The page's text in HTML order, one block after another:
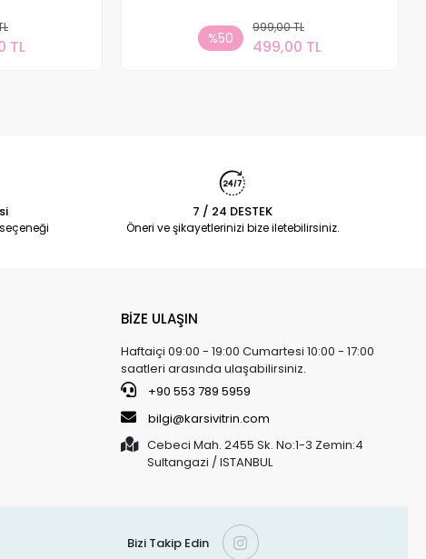
TL
Ekle
%50
999,00 TL
499,00 TL
Sepete Ekle
7 / 24 DESTEK
Öneri ve şikayetlerinizi bize iletebilirsiniz.
BİZE ULAŞIN
Haftaiçi 09:00 - 19:00 Cumartesi 10:00 - 17:00
saatleri arasında ulaşabilirsiniz.
+90 553 789 5959
bilgi@karsivitrin.com
Cebeci Mah. 2455 Sk. No:1-3 Zemin:4
Sultangazi / ISTANBUL
Bizi Takip Edin